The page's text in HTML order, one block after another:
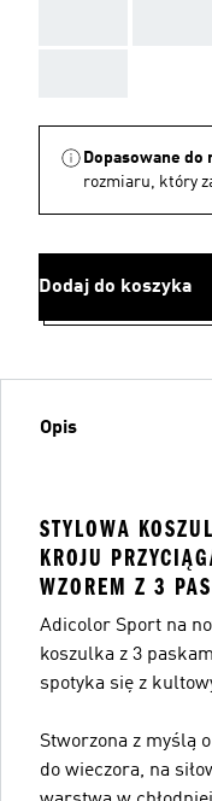
Dopasowane do
rozmiaru, który
Dodaj do koszyka
Opis
STYLOWA
KROJU
WZOREM Z 3
Adicolor Sport na
koszulka z 3
spotyka się z
Stworzona z myślą
do wieczora, na